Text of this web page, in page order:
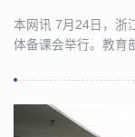
本网讯 7月24日，浙
体备课会举行。教育
省内外53所高校的
关部门负责人、课程
副教授应邀作说课交